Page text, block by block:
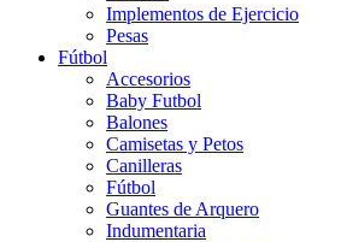
Implementos de Ejercicio
Pesas
Fútbol
Accesorios
Baby Futbol
Balones
Camisetas y Petos
Canilleras
Fútbol
Guantes de Arquero
Indumentaria